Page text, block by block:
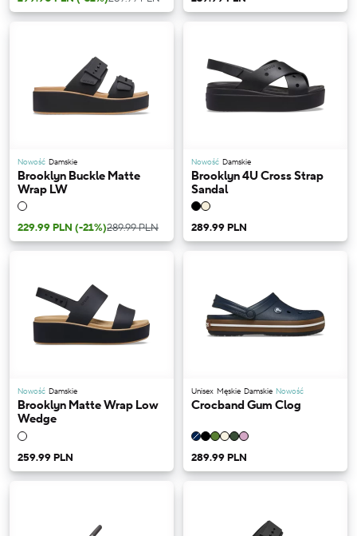
Nowość Damskie
Brooklyn Buckle Matte
Wrap LW
229.99 PLN (-21%)289.99 PLN
Nowość Damskie
Brooklyn 4U Cross Strap
Sandal
289.99 PLN
Nowość Damskie
Brooklyn Matte Wrap Low
Wedge
259.99 PLN
Unisex Męskie Damskie Nowość
Crocband Gum Clog
289.99 PLN